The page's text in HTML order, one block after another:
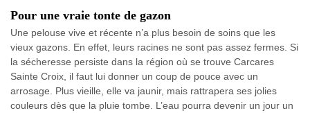
Pour une vraie tonte de gazon
Une pelouse vive et récente n’a plus besoin de soins que les
vieux gazons. En effet, leurs racines ne sont pas assez fermes. Si
la sécheresse persiste dans la région où se trouve Carcares
Sainte Croix, il faut lui donner un coup de pouce avec un
arrosage. Plus vieille, elle va jaunir, mais rattrapera ses jolies
couleurs dès que la pluie tombe. L’eau pourra devenir un jour un